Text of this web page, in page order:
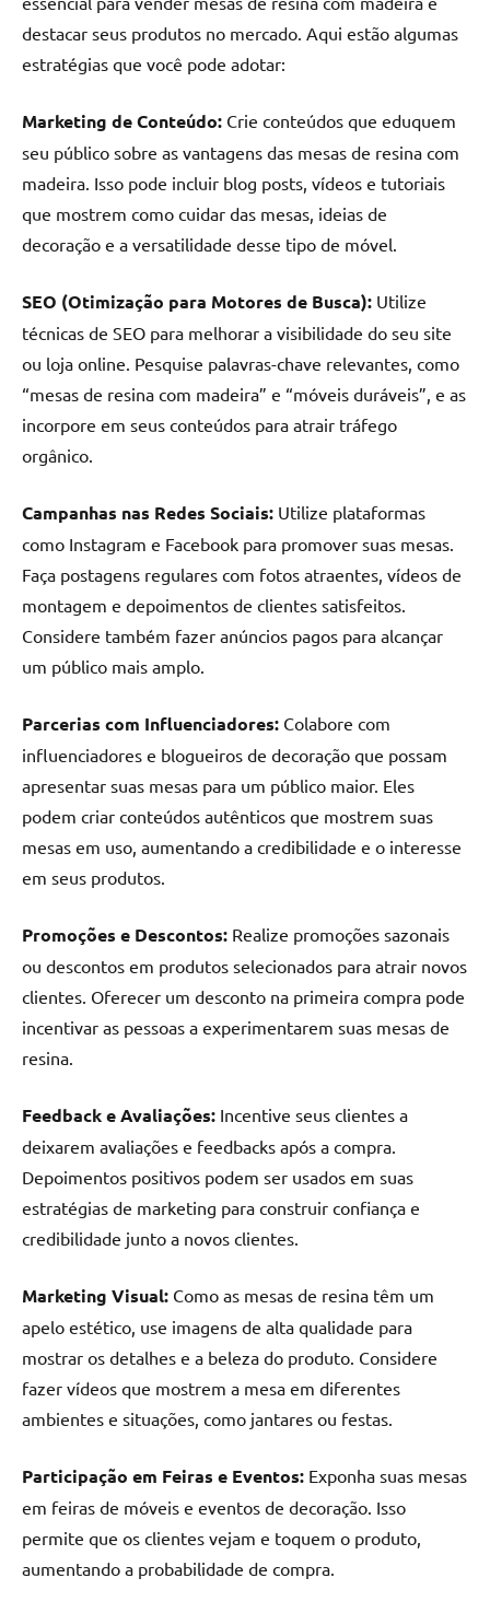
destacar seus produtos no mercado. Aqui estão algumas
estratégias que você pode adotar:
Marketing de Conteúdo: Crie conteúdos que eduquem
seu público sobre as vantagens das mesas de resina com
madeira. Isso pode incluir blog posts, vídeos e tutoriais
que mostrem como cuidar das mesas, ideias de
decoração e a versatilidade desse tipo de móvel.
SEO (Otimização para Motores de Busca): Utilize
técnicas de SEO para melhorar a visibilidade do seu site
ou loja online. Pesquise palavras-chave relevantes, como
“mesas de resina com madeira” e “móveis duráveis”, e as
incorpore em seus conteúdos para atrair tráfego
orgânico.
Campanhas nas Redes Sociais: Utilize plataformas
como Instagram e Facebook para promover suas mesas.
Faça postagens regulares com fotos atraentes, vídeos de
montagem e depoimentos de clientes satisfeitos.
Considere também fazer anúncios pagos para alcançar
um público mais amplo.
Parcerias com Influenciadores: Colabore com
influenciadores e blogueiros de decoração que possam
apresentar suas mesas para um público maior. Eles
podem criar conteúdos autênticos que mostrem suas
mesas em uso, aumentando a credibilidade e o interesse
em seus produtos.
Promoções e Descontos: Realize promoções sazonais
ou descontos em produtos selecionados para atrair novos
clientes. Oferecer um desconto na primeira compra pode
incentivar as pessoas a experimentarem suas mesas de
resina.
Feedback e Avaliações: Incentive seus clientes a
deixarem avaliações e feedbacks após a compra.
Depoimentos positivos podem ser usados em suas
estratégias de marketing para construir confiança e
credibilidade junto a novos clientes.
Marketing Visual: Como as mesas de resina têm um
apelo estético, use imagens de alta qualidade para
mostrar os detalhes e a beleza do produto. Considere
fazer vídeos que mostrem a mesa em diferentes
ambientes e situações, como jantares ou festas.
Participação em Feiras e Eventos: Exponha suas mesas
em feiras de móveis e eventos de decoração. Isso
permite que os clientes vejam e toquem o produto,
aumentando a probabilidade de compra.